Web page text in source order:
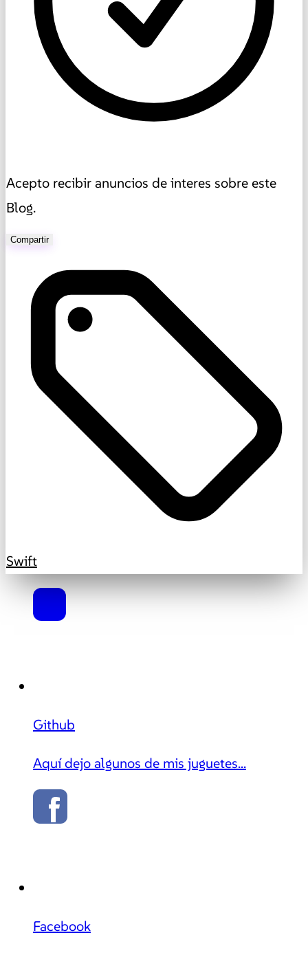
Acepto recibir anuncios de interes sobre este
Blog.
Compartir
Swift
Github
Aquí dejo algunos de mis juguetes...
Facebook